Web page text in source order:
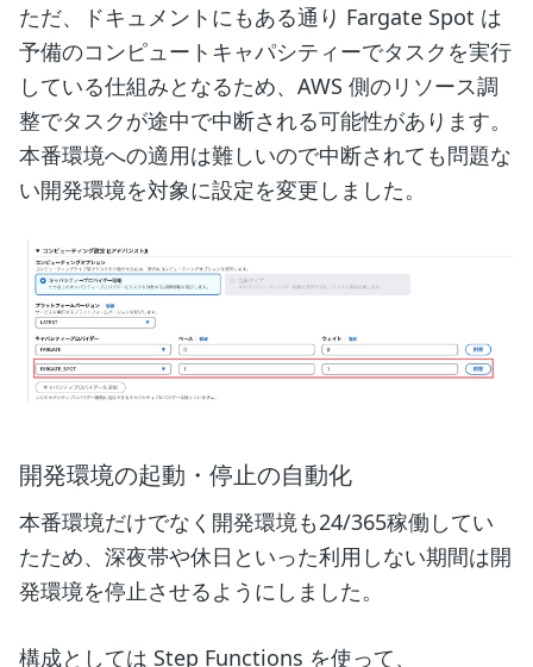
ただ、ドキュメントにもある通り Fargate Spot は
予備のコンピュートキャパシティーでタスクを実行
している仕組みとなるため、AWS 側のリソース調
整でタスクが途中で中断される可能性があります。
本番環境への適用は難しいので中断されても問題な
い開発環境を対象に設定を変更しました。
開発環境の起動・停止の自動化
本番環境だけでなく開発環境も24/365稼働してい
たため、深夜帯や休日といった利用しない期間は開
発環境を停止させるようにしました。
構成としては Step Functions を使って、